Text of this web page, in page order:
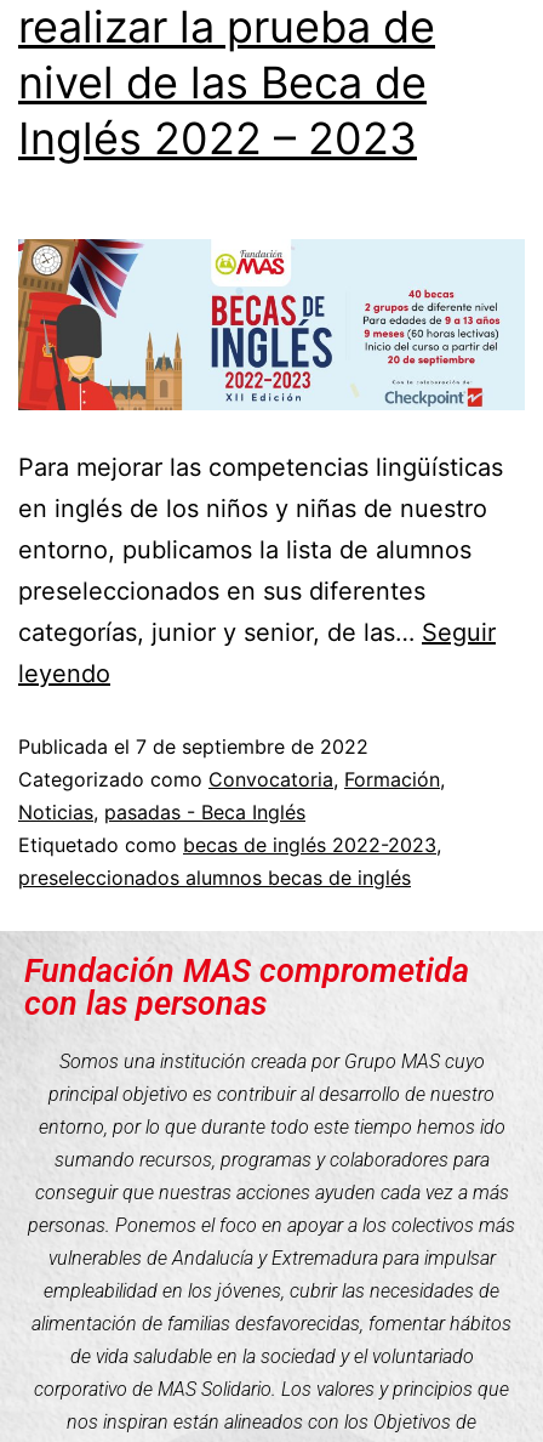
realizar la prueba de
nivel de las Beca de
Inglés 2022 – 2023
Para mejorar las competencias lingüísticas
en inglés de los niños y niñas de nuestro
entorno, publicamos la lista de alumnos
preseleccionados en sus diferentes
categorías, junior y senior, de las… Seguir
leyendo
Publicada el 7 de septiembre de 2022
Categorizado como Convocatoria, Formación,
Noticias, pasadas - Beca Inglés
Etiquetado como becas de inglés 2022-2023,
preseleccionados alumnos becas de inglés
Fundación MAS comprometida
con las personas
Somos una institución creada por Grupo MAS cuyo
principal objetivo es contribuir al desarrollo de nuestro
entorno, por lo que durante todo este tiempo hemos ido
sumando recursos, programas y colaboradores para
conseguir que nuestras acciones ayuden cada vez a más
personas. Ponemos el foco en apoyar a los colectivos más
vulnerables de Andalucía y Extremadura para impulsar
empleabilidad en los jóvenes, cubrir las necesidades de
alimentación de familias desfavorecidas, fomentar hábitos
de vida saludable en la sociedad y el voluntariado
corporativo de MAS Solidario. Los valores y principios que
nos inspiran están alineados con los Objetivos de